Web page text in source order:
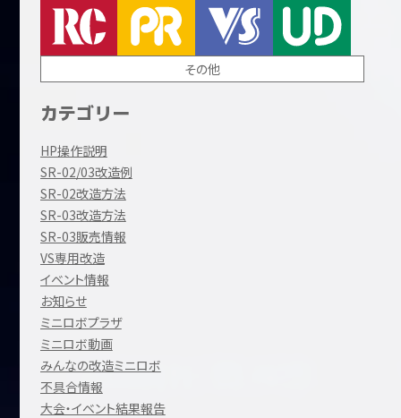
その他
カテゴリー
HP操作説明
SR-02/03改造例
SR-02改造方法
SR-03改造方法
SR-03販売情報
VS専用改造
イベント情報
お知らせ
ミニロボプラザ
ミニロボ動画
みんなの改造ミニロボ
不具合情報
大会・イベント結果報告